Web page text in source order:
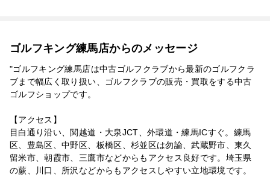
ゴルフキング練馬店からのメッセージ
"ゴルフキング練馬店は中古ゴルフクラブから最新のゴルフクラ
ブまで幅広く取り扱い、ゴルフクラブの販売・買取をする中古
ゴルフショップです。
【アクセス】
目白通り沿い、関越道・大泉JCT、外環道・練馬ICすぐ。練馬
区、豊島区、中野区、板橋区、杉並区は勿論、武蔵野市、東久
留米市、朝霞市、三鷹市などからもアクセス良好です。埼玉県
の蕨、川口、所沢などからもアクセスしやすい立地環境です。